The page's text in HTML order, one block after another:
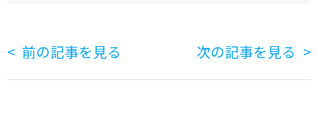
前の記事を見る 次の記事を見る